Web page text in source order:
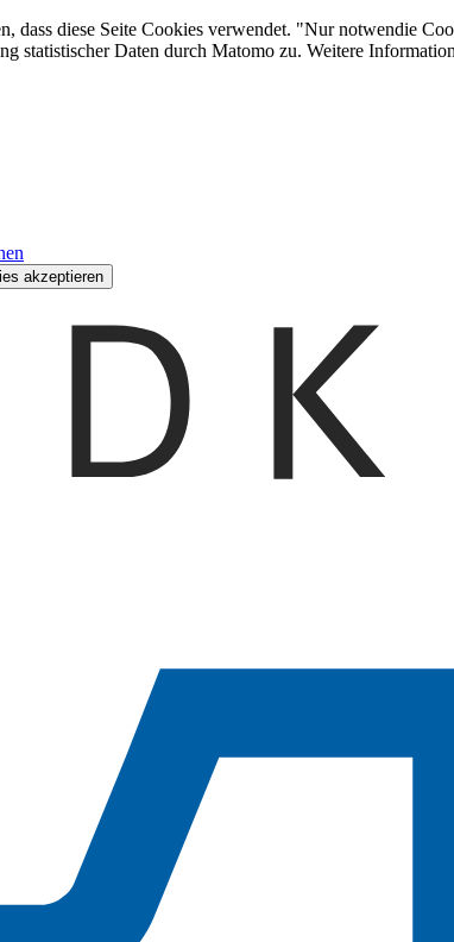
dass diese Seite Cookies verwendet. "Nur notwendie
statistischer Daten durch Matomo zu. Weitere
akzeptieren